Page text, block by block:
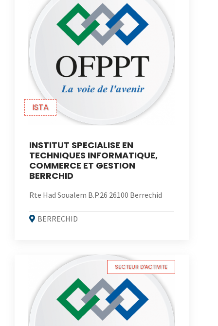
ISTA
INSTITUT SPECIALISE EN
TECHNIQUES INFORMATIQUE,
COMMERCE ET GESTION
BERRCHID
Rte Had Soualem B.P.26 26100 Berrechid
BERRECHID
SECTEUR D'ACTIVITE